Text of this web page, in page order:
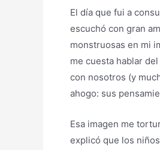
El día que fui a
escuchó con gran
monstruosas en mi
me cuesta hablar
con nosotros (y
ahogo: sus
Esa imagen me
explicó que los